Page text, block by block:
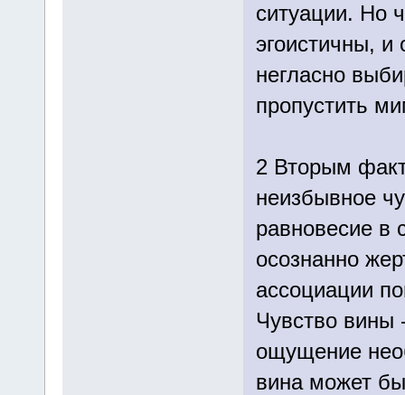
ситуации. Но
эгоистичны, и
негласно
пропустить
2 Вторым
неизбывное
равновесие в
осознанно
ассоциации
Чувство вины
ощущение
вина может